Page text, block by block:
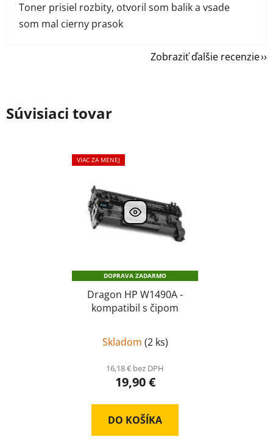
Toner prisiel rozbity, otvoril som balik a vsade
som mal cierny prasok
Zobraziť ďalšie recenzie
Súvisiaci tovar
VIAC ZA MENEJ
DOPRAVA ZADARMO
Dragon HP W1490A -
kompatibil s čipom
Skladom (2 ks)
16,18 € bez DPH
19,90 €
DO KOŠÍKA